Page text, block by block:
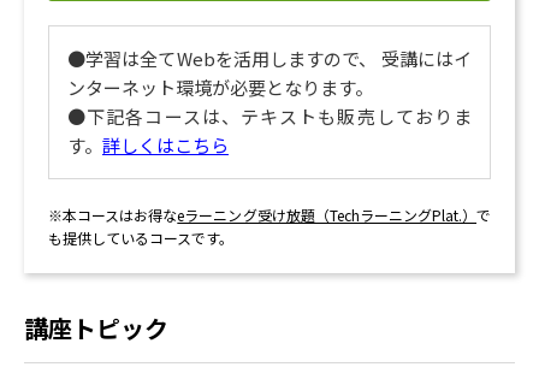
●学習は全てWebを活用しますので、 受講にはイ
ンターネット環境が必要となります。
●下記各コースは、テキストも販売しておりま
す。 詳しくはこちら
※本コースはお得なeラーニング受け放題（TechラーニングPlat.）で
も提供しているコースです。
講座トピック